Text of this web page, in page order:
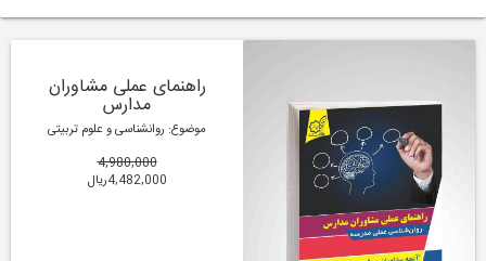
راهنمای عملی مشاوران
مدارس
موضوع: روانشناسی و علوم تربیتی
4,980,000
4,482,000ریال